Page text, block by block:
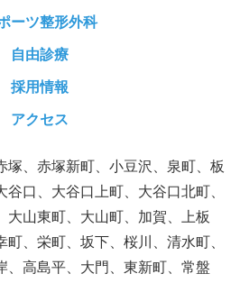
ーツ整形外科
自由診療
採用情報
アクセス
塚、赤塚新町、小豆沢、泉町、板
口、大谷口上町、大谷口北町、
大山東町、大山町、加賀、上板
、栄町、坂下、桜川、清水町、
、高島平、大門、東新町、常盤